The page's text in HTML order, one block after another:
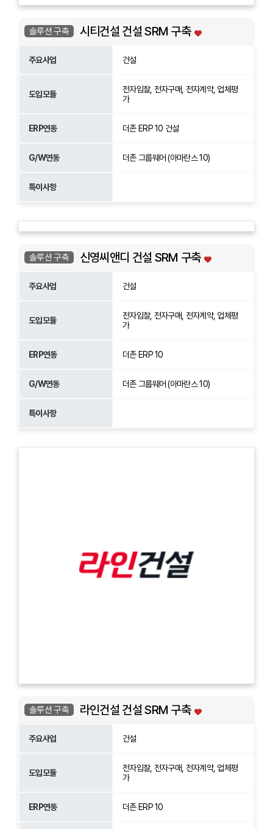
솔루션 구축 시티건설 건설 SRM 구축
주요사업 건설
도입모듈
전자입찰, 전자구매, 전자계약, 업체평
가
ERP연동 더존 ERP 10 건설
G/W연동 더존 그룹웨어 (아마란스 10)
특이사항
솔루션 구축 신영씨앤디 건설 SRM 구축
주요사업 건설
도입모듈
전자입찰, 전자구매, 전자계약, 업체평
가
ERP연동 더존 ERP 10
G/W연동 더존 그룹웨어 (아마란스 10)
특이사항
솔루션 구축 라인건설 건설 SRM 구축
주요사업 건설
도입모듈
전자입찰, 전자구매, 전자계약, 업체평
가
ERP연동 더존 ERP 10